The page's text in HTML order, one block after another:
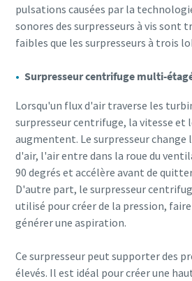
pulsations causées par la
sonores des surpresseurs à vis sont
faibles que les surpresseurs à trois
Surpresseur centrifuge multi-
Lorsqu'un flux d'air traverse les
surpresseur centrifuge, la vitesse et
augmentent. Le surpresseur change
d'air, l'air entre dans la roue du
90 degrés et accélère avant de
D'autre part, le surpresseur
utilisé pour créer de la pression,
générer une aspiration.
Ce surpresseur peut supporter des
élevés. Il est idéal pour créer une